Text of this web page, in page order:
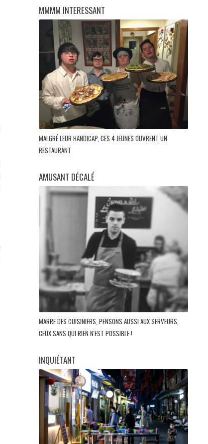
MMMM INTERESSANT
MALGRÉ LEUR HANDICAP, CES 4 JEUNES OUVRENT UN
RESTAURANT
AMUSANT DÉCALÉ
MARRE DES CUISINIERS, PENSONS AUSSI AUX SERVEURS,
CEUX SANS QUI RIEN N'EST POSSIBLE !
INQUIÉTANT